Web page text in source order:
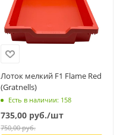
Лоток мелкий F1 Flame Red
(Gratnells)
Есть в наличии: 158
735,00 руб./шт
750,00руб.